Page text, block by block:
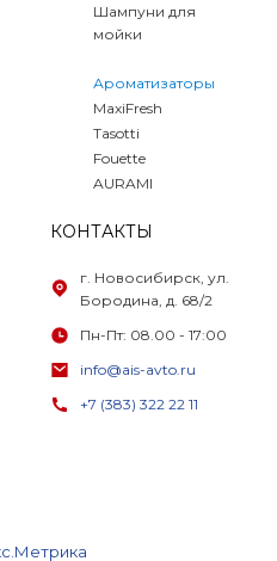
Шампуни для
мойки
Ароматизаторы
MaxiFresh
Tasotti
Fouette
AURAMI
КОНТАКТЫ
г. Новосибирск, ул.
Бородина, д. 68/2
Пн-Пт: 08.00 - 17:00
info@ais-avto.ru
+7 (383) 322 22 11